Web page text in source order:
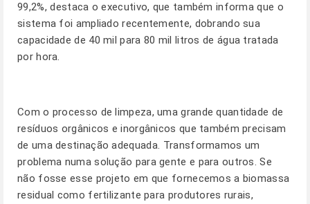
99,2%, destaca o executivo, que também informa que o
sistema foi ampliado recentemente, dobrando sua
capacidade de 40 mil para 80 mil litros de água tratada
por hora.
Com o processo de limpeza, uma grande quantidade de
resíduos orgânicos e inorgânicos que também precisam
de uma destinação adequada. Transformamos um
problema numa solução para gente e para outros. Se
não fosse esse projeto em que fornecemos a biomassa
residual como fertilizante para produtores rurais,